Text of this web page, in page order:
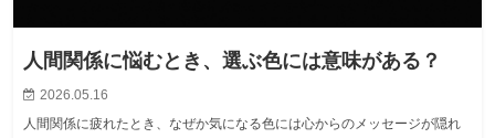
人間関係に悩むとき、選ぶ色には意味がある？
2026.05.16
人間関係に疲れたとき、なぜか気になる色には心からのメッセージが隠れ